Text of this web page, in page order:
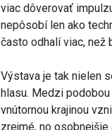
viac dôverovať
nepôsobí len ako
často odhalí viac, než
Výstava je tak nielen
hlasu. Medzi
vnútornou krajinou
zrejmé, no osobnejšie